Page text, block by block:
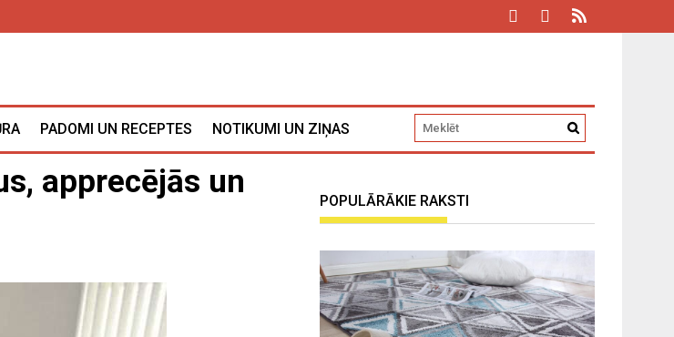
PADOMI UN RECEPTES NOTIKUMI UN ZIŅAS
apprecējās un
POPULĀRĀKIE RAKSTI